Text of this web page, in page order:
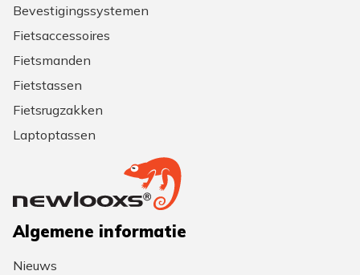
Bevestigingssystemen
Fietsaccessoires
Fietsmanden
Fietstassen
Fietsrugzakken
Laptoptassen
Algemene informatie
Nieuws